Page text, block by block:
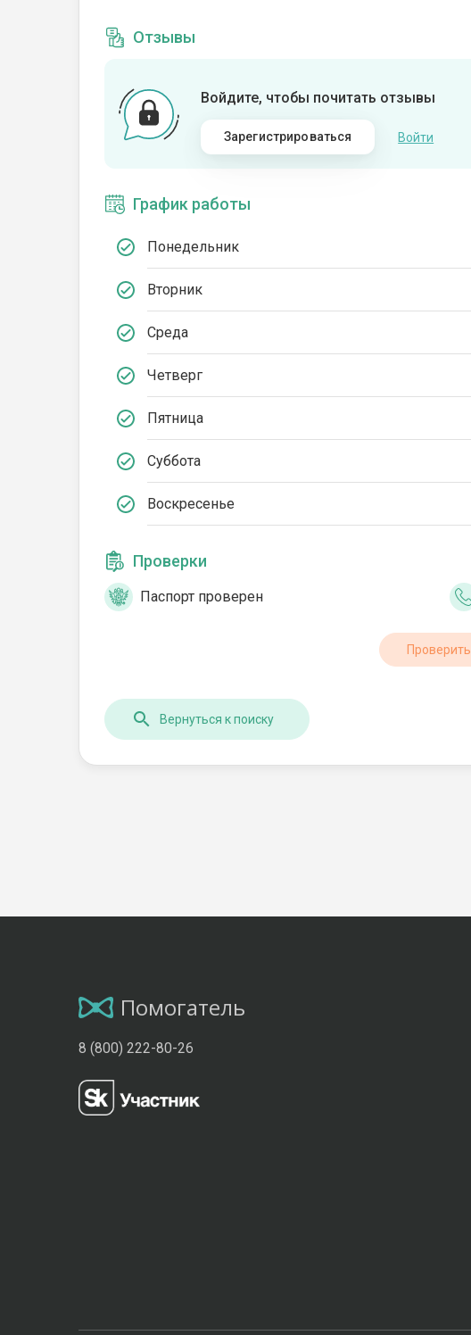
Отзывы
Войдите, чтобы почитать отзывы
Зарегистрироваться Войти
График работы
Понедельник
Вторник
Среда
Четверг
Пятница
Суббота
Воскресенье
Проверки
Паспорт проверен
Проверить
Вернуться к поиску
Помогатель
8 (800) 222-80-26